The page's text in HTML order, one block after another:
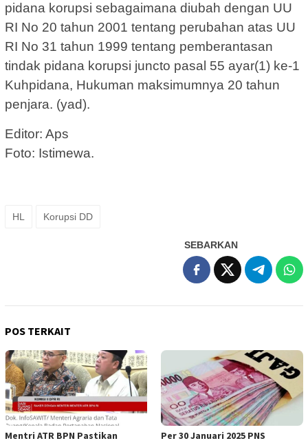
pidana korupsi sebagaimana diubah dengan UU
RI No 20 tahun 2001 tentang perubahan atas UU
RI No 31 tahun 1999 tentang pemberantasan
tindak pidana korupsi juncto pasal 55 ayar(1) ke-1
Kuhpidana, Hukuman maksimumnya 20 tahun
penjara. (yad).
Editor: Aps
Foto: Istimewa.
HL Korupsi DD
SEBARKAN
POS TERKAIT
Mentri ATR BPN Pastikan
Per 30 Januari 2025 PNS